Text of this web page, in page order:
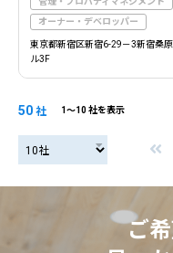
オーナー・デベロッパー
東京都新宿区新宿6-29－3新宿桑
ル3F
50 社 1〜10 社を表示
20社
ご